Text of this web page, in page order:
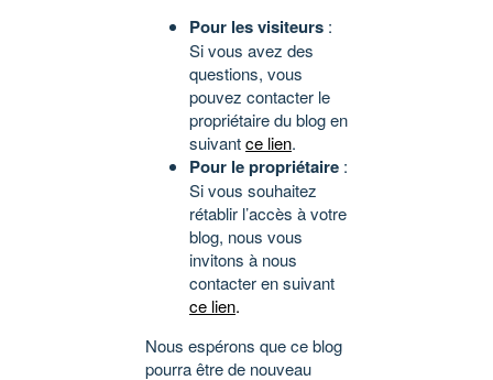
Pour les visiteurs :
Si vous avez des
questions, vous
pouvez contacter le
propriétaire du blog en
suivantce lien.
Pour le propriétaire :
Si vous souhaitez
rétablir l’accès à votre
blog, nous vous
invitons à nous
contacter en suivant
ce lien.
Nous espérons que ce blog
pourra être de nouveau